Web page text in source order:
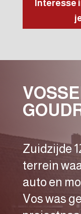
Interesse
Zuidzijde
terrein
auto en
Vos was